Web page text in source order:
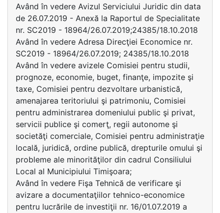
Având în vedere Avizul Serviciului Juridic din data
de 26.07.2019 - Anexă la Raportul de Specialitate
nr. SC2019 - 18964/26.07.2019;24385/18.10.2018
Având în vedere Adresa Direcţiei Economice nr.
SC2019 - 18964/26.07.2019; 24385/18.10.2018
Având în vedere avizele Comisiei pentru studii,
prognoze, economie, buget, finanţe, impozite şi
taxe, Comisiei pentru dezvoltare urbanistică,
amenajarea teritoriului şi patrimoniu, Comisiei
pentru administrarea domeniului public şi privat,
servicii publice şi comerţ, regii autonome şi
societăţi comerciale, Comisiei pentru administraţie
locală, juridică, ordine publică, drepturile omului şi
probleme ale minorităţilor din cadrul Consiliului
Local al Municipiului Timişoara;
Având în vedere Fişa Tehnică de verificare şi
avizare a documentaţiilor tehnico-economice
pentru lucrările de investiţii nr. 16/01.07.2019 a